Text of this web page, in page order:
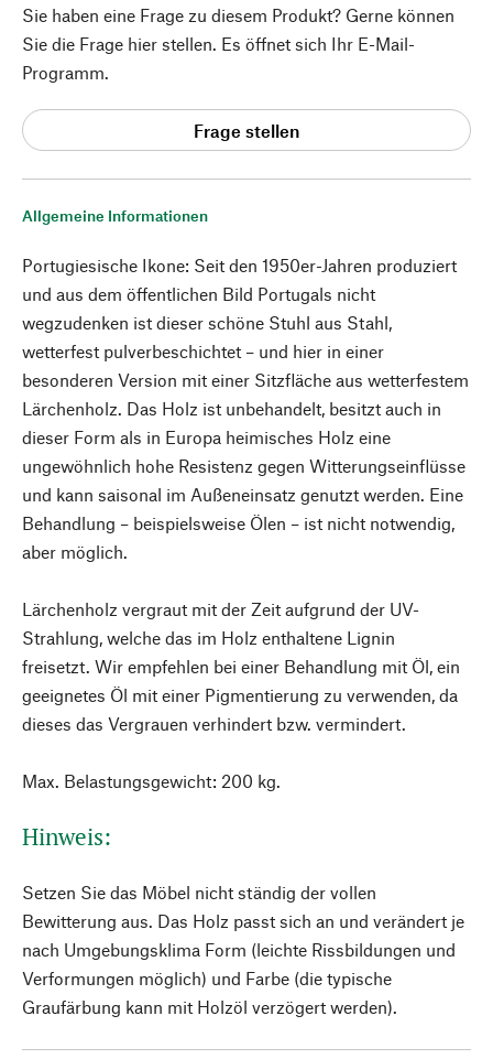
Allgemeine Informationen
Portugiesische Ikone: Seit den 1950er-Jahren produziert
und aus dem öffentlichen Bild Portugals nicht
wegzudenken ist dieser schöne Stuhl aus Stahl,
wetterfest pulverbeschichtet – und hier in einer
besonderen Version mit einer Sitzfläche aus wetterfestem
Lärchenholz. Das Holz ist unbehandelt, besitzt auch in
dieser Form als in Europa heimisches Holz eine
ungewöhnlich hohe Resistenz gegen Witterungseinflüsse
und kann saisonal im Außeneinsatz genutzt werden. Eine
Behandlung – beispielsweise Ölen – ist nicht notwendig,
aber möglich.
Lärchenholz vergraut mit der Zeit aufgrund der UV-
Strahlung, welche das im Holz enthaltene Lignin
freisetzt. Wir empfehlen bei einer Behandlung mit Öl, ein
geeignetes Öl mit einer Pigmentierung zu verwenden, da
dieses das Vergrauen verhindert bzw. vermindert.
Max. Belastungsgewicht: 200 kg.
Hinweis:
Setzen Sie das Möbel nicht ständig der vollen
Bewitterung aus. Das Holz passt sich an und verändert je
nach Umgebungsklima Form (leichte Rissbildungen und
Verformungen möglich) und Farbe (die typische
Graufärbung kann mit Holzöl verzögert werden).
Sie haben eine Frage zu diesem Produkt? Gerne können
Sie die Frage hier stellen. Es öffnet sich Ihr E-Mail-
Programm.
Frage stellen